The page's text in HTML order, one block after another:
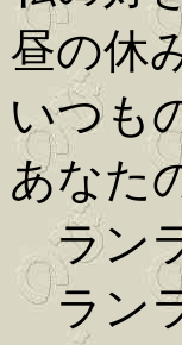
昼の休
いつも
あなた
ラン
ラン